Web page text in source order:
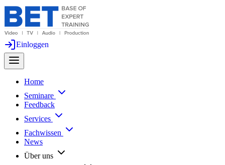
Einloggen
Home
Seminare
Feedback
Services
Fachwissen
News
Über uns